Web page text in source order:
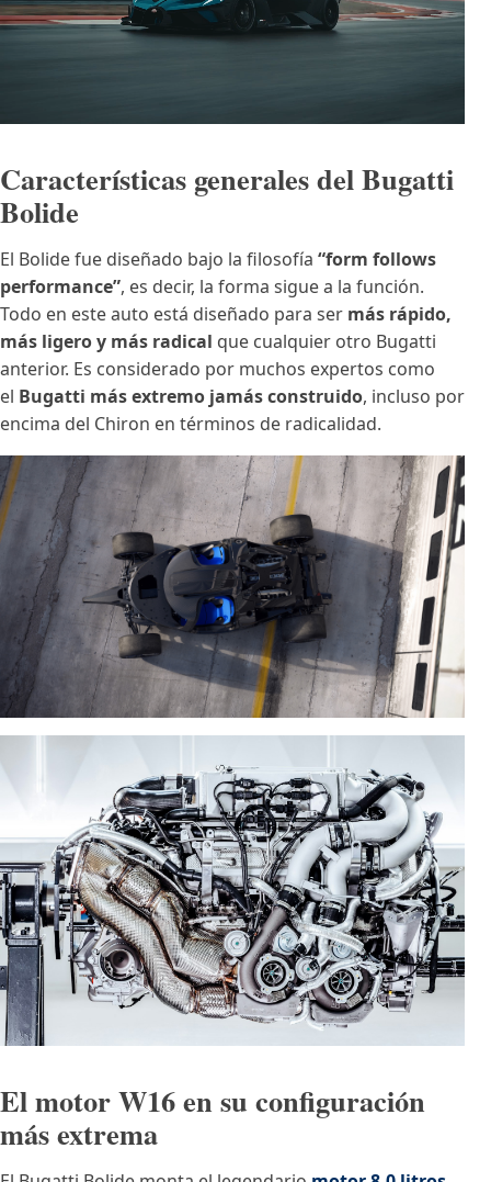
Características generales del Bugatti
Bolide
El Bolide fue diseñado bajo la filosofía “form follows
performance”, es decir, la forma sigue a la función.
Todo en este auto está diseñado para ser más rápido,
más ligero y más radical que cualquier otro Bugatti
anterior. Es considerado por muchos expertos como
el Bugatti más extremo jamás construido, incluso por
encima del Chiron en términos de radicalidad.
El motor W16 en su configuración
más extrema